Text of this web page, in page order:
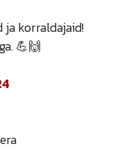
ja korraldajaid!
💪🙌